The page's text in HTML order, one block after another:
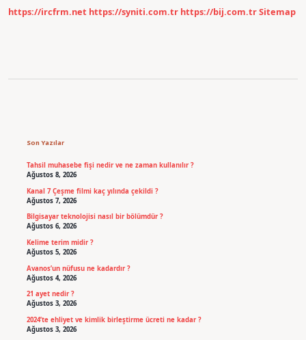
https://ircfrm.net https://syniti.com.tr https://bij.com.trSitemap
Son Yazılar
Tahsil muhasebe fişi nedir ve ne zaman kullanılır ?
Ağustos 8, 2026
Kanal 7 Çeşme filmi kaç yılında çekildi ?
Ağustos 7, 2026
Bilgisayar teknolojisi nasıl bir bölümdür ?
Ağustos 6, 2026
Kelime terim midir ?
Ağustos 5, 2026
Avanos’un nüfusu ne kadardır ?
Ağustos 4, 2026
21 ayet nedir ?
Ağustos 3, 2026
2024’te ehliyet ve kimlik birleştirme ücreti ne kadar ?
Ağustos 3, 2026